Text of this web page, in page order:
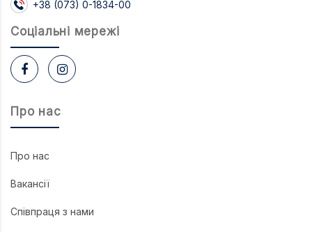
Про нас
Про нас
Вакансії
Співпраця з нами
+38 (073) 0-1834-00
Соцiальнi мережi